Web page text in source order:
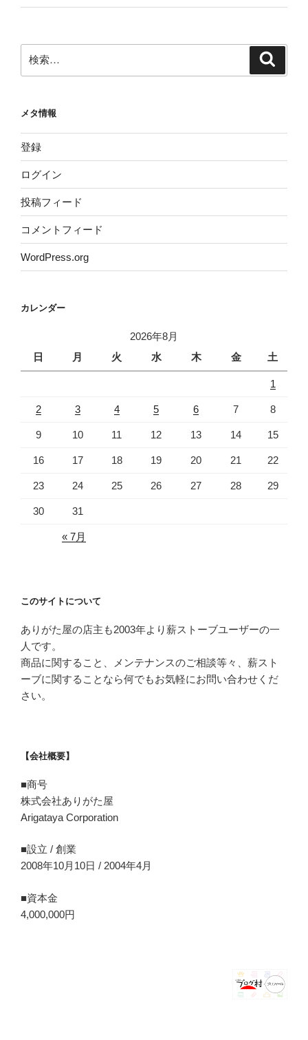
索:
メタ情報
登録
ログイン
投稿フィード
コメントフィード
WordPress.org
カレンダー
2026年8月
日
月 火 水 木 金 土
1
2 3 4 5 6 7 8
9 10 11 12 13 14 15
16 17 18 19 20 21 22
23 24 25 26 27 28 29
30 31
« 7月
このサイトについて
ありがた屋の店主も2003年より薪ストーブユーザーの一
人です。
商品に関すること、メンテナンスのご相談等々、薪スト
ーブに関することなら何でもお気軽にお問い合わせくだ
さい。
【会社概要】
■商号
株式会社ありがた屋
Arigataya Corporation
■設立 / 創業
2008年10月10日 / 2004年4月
■資本金
4,000,000円